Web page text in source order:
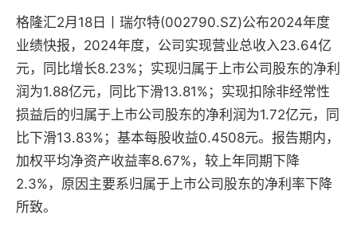
格隆汇2月18日丨 瑞尔特(002790.SZ)公布2024年度
业绩快报，2024年度，公司实现营业总收入23.64亿
元，同比增长8.23%；实现归属于上市公司股东的净利
润为1.88亿元，同比下滑13.81%；实现扣除非经常性
损益后的归属于上市公司股东的净利润为1.72亿元，同
比下滑13.83%；基本每股收益0.4508元。报告期内，
加权平均净资产收益率8.67%，较上年同期下降
2.3%，原因主要系归属于上市公司股东的净利率下降
所致。